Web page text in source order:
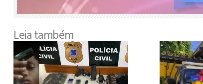
Leia também